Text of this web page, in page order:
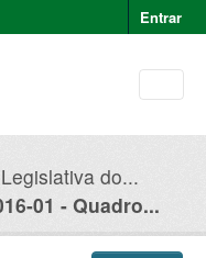
Entrar
do...
01 - Quadro...